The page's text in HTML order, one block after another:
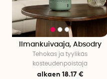
Ilmankuivaaja, Absodry
Tehokas ja tyylikäs
kosteudenpoistaja
alkaen 18.17 €